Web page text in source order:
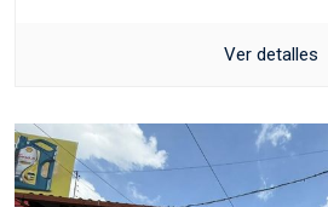
Ver detalles